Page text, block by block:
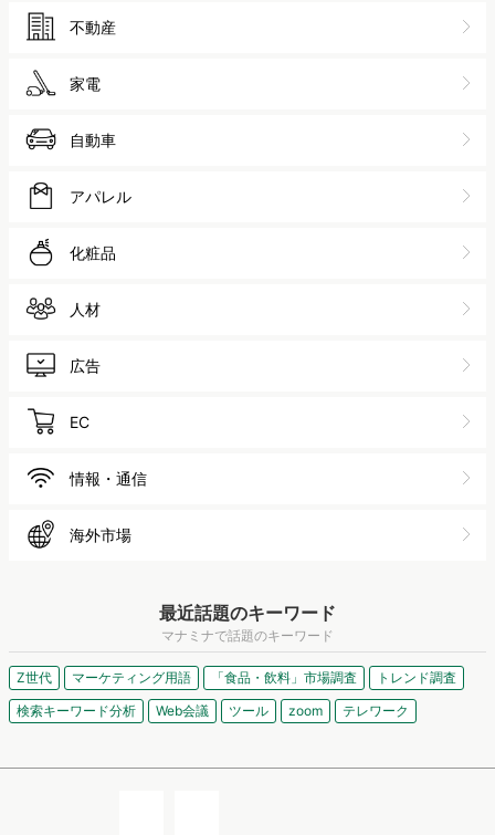
不動産
家電
自動車
アパレル
化粧品
人材
広告
EC
情報・通信
海外市場
最近話題のキーワード
マナミナで話題のキーワード
Z世代 マーケティング用語 「食品・飲料」市場調査
トレンド調査
検索キーワード分析
Web会議 ツール zoom テレワーク